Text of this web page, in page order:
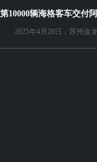
第10000辆海格客车交付
2025年4月28日，苏州金龙